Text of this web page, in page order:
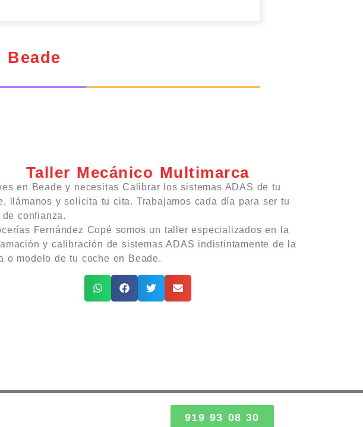
Taller Mecánico Multimarca
en Beade y necesitas Calibrar los sistemas ADAS de tu
llámanos y solicita tu cita. Trabajamos cada día para ser tu
confianza.
Fernández Copé somos un taller especializados en la
y calibración de sistemas ADAS indistintamente de la
o modelo de tu coche en Beade.
919 93 08 30